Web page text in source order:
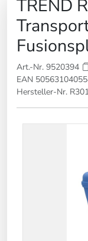
TREND
Art.-Nr. 9520394
EAN
Hersteller-Nr.